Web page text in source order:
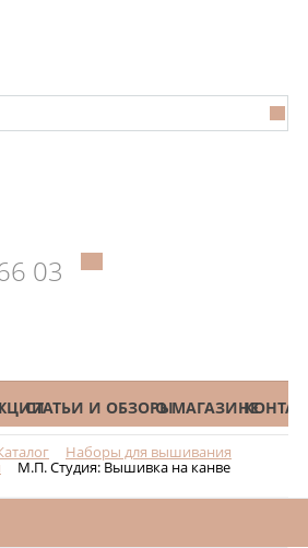
03
СТАТЬИ И ОБЗОРЫО МАГАЗИНЕ
Наборы для вышивания
М.П. Студия: Вышивка на канве